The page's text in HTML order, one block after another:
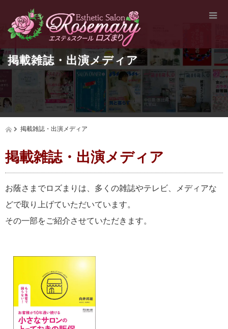
掲載雑誌・出演メディア
掲載雑誌・出演メディア
掲載雑誌・出演メディア
お蔭さまでロズまりは、多くの雑誌やテレビ、メディアな
どで取り上げていただいています。
その一部をご紹介させていただきます。